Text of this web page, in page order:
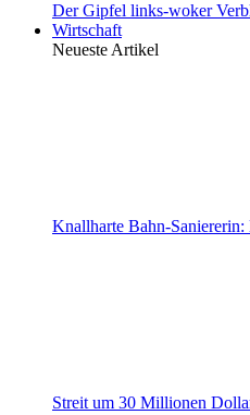
Der Gipfel links-woker
Wirtschaft
Neueste Artikel
Knallharte Bahn-
Streit um 30 Millionen